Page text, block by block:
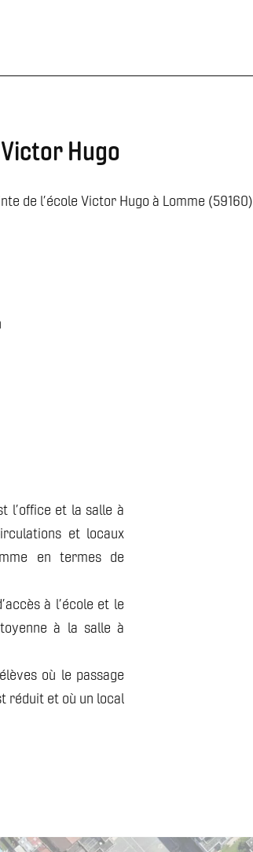
l’office et la salle à
et locaux
en termes de
à l’école et le
à la salle à
où le passage
réduit et où un local
Hugo
de l’école Victor Hugo à Lomme (59160)